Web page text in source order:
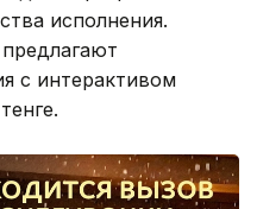
исполнения.
с интерактивом